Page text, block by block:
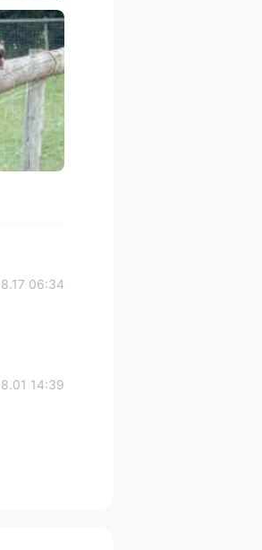
06:34
14:39